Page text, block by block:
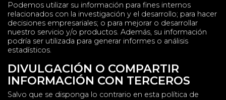
Podemos utilizar su información para fines internos
relacionados con la investigación y el desarrollo; para hacer
decisiones empresariales; o para mejorar o desarrollar
nuestro servicio y/o productos. Además, su información
podría ser utilizada para generar informes o análisis
estadísticos.
DIVULGACIÓN O COMPARTIR
INFORMACIÓN CON TERCEROS
Salvo que se disponga lo contrario en esta política de